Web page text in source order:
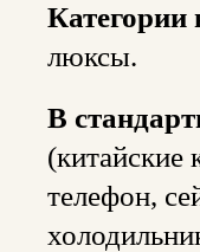
Категории
люксы.
В
(китайские
телефон,